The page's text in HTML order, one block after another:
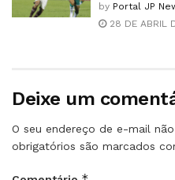
by Portal JP
28 DE ABRIL
Deixe um
O seu endereço de e-mail
obrigatórios são marcados